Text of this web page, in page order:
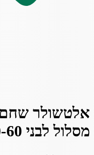
אלטשולר שחם
מסלול לבני 50-60